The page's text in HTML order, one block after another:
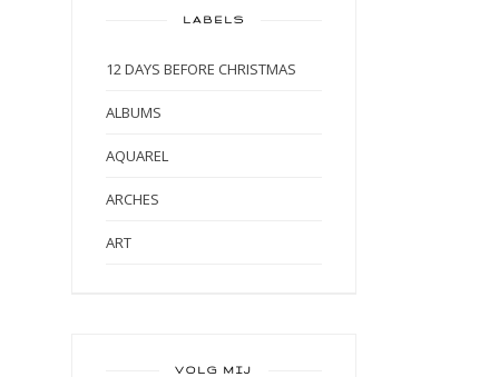
LABELS
12 DAYS BEFORE CHRISTMAS
ALBUMS
AQUAREL
ARCHES
ART
VOLG MIJ